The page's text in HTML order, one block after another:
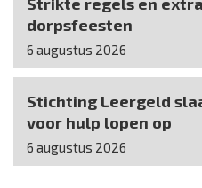
dorpsfeesten
6 augustus 2026
Stichting Leergeld
voor hulp lopen op
6 augustus 2026